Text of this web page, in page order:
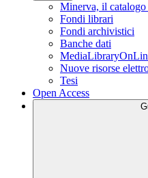
Minerva, il
Fondi librari
Fondi archivistici
Banche dati
Nuove risorse
Tesi
Open Access